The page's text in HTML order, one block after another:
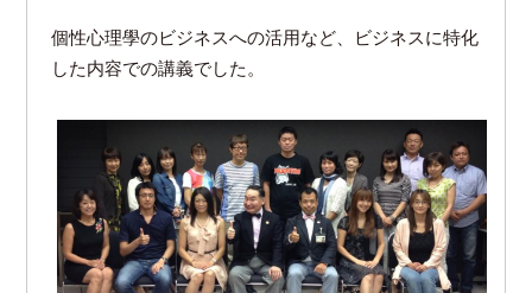
個性心理學のビジネスへの活用など、ビジネスに特化
した内容での講義でした。